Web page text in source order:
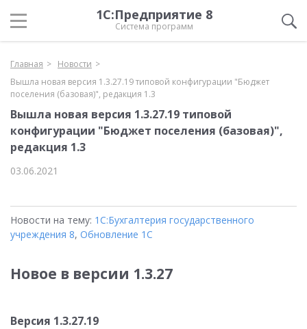
1С:Предприятие 8
Система программ
Главная
Новости
Вышла новая версия 1.3.27.19 типовой конфигурации "Бюджет
поселения (базовая)", редакция 1.3
Вышла новая версия 1.3.27.19 типовой
конфигурации "Бюджет поселения (базовая)",
редакция 1.3
03.06.2021
Новости на тему: 1С:Бухгалтерия государственного
учреждения 8, Обновление 1С
Новое в версии 1.3.27
Версия 1.3.27.19